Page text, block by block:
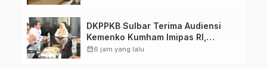
DKPPKB Sulbar Terima Audiensi
Kemenko Kumham Imipas RI,
Perkuat Pelayanan Kesehatan bagi
calendar_month6 jam yang lalu